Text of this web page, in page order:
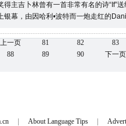
得主吉卜林曾有一首非常有名的诗“If”
银幕，由因哈利•波特而一炮走红的
上一页 81 82
83
88 89 90 下一页
About Language Tips